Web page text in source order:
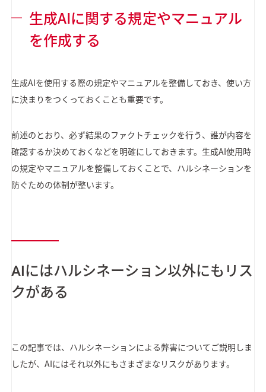
生成AIに関する規定やマニュアル
を作成する
生成AIを使用する際の規定やマニュアルを整備しておき、使い方
に決まりをつくっておくことも重要です。
前述のとおり、必ず結果のファクトチェックを行う、誰が内容を
確認するか決めておくなどを明確にしておきます。生成AI使用時
の規定やマニュアルを整備しておくことで、ハルシネーションを
防ぐための体制が整います。
AIにはハルシネーション以外にもリス
クがある
この記事では、ハルシネーションによる弊害についてご説明しま
したが、AIにはそれ以外にもさまざまなリスクがあります。